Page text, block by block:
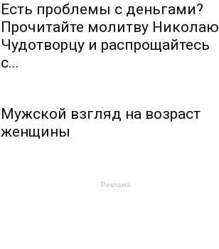
Есть проблемы с деньгами?
Прочитайте молитву Николаю
Чудотворцу и распрощайтесь
с...
Мужской взгляд на возраст
женщины
Реклама